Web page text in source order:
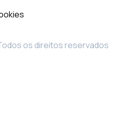
os direitos reservados